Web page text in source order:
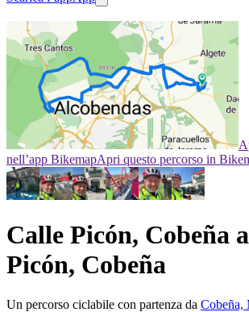
nell’app BikemapApri questo percorso in
Calle Picón, Cobeña
Picón, Cobeña
Un percorso ciclabile con partenza da Cobeña,